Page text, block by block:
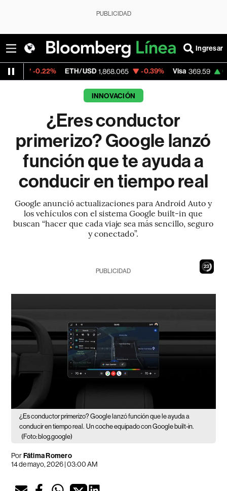
PUBLICIDAD
Ingresar
ETH/USD 1,868.065 -0.39% Visa 369.59 0.00%
INNOVACIÓN
¿Eres conductor
primerizo? Google lanzó
función que te ayuda a
conducir en tiempo real
Google anunció actualizaciones para Android Auto y
los vehículos con el sistema Google built-in que
buscan “hacer que cada viaje sea más sencillo, seguro
y conectado”.
22
PUBLICIDAD
¿Es conductor primerizo? Google lanzó función que le ayuda a
conducir en tiempo real. Un coche equipado con Google built-in.
(Foto: blog.google)
PorFátima Romero
14 de mayo, 2026 | 03:00 AM